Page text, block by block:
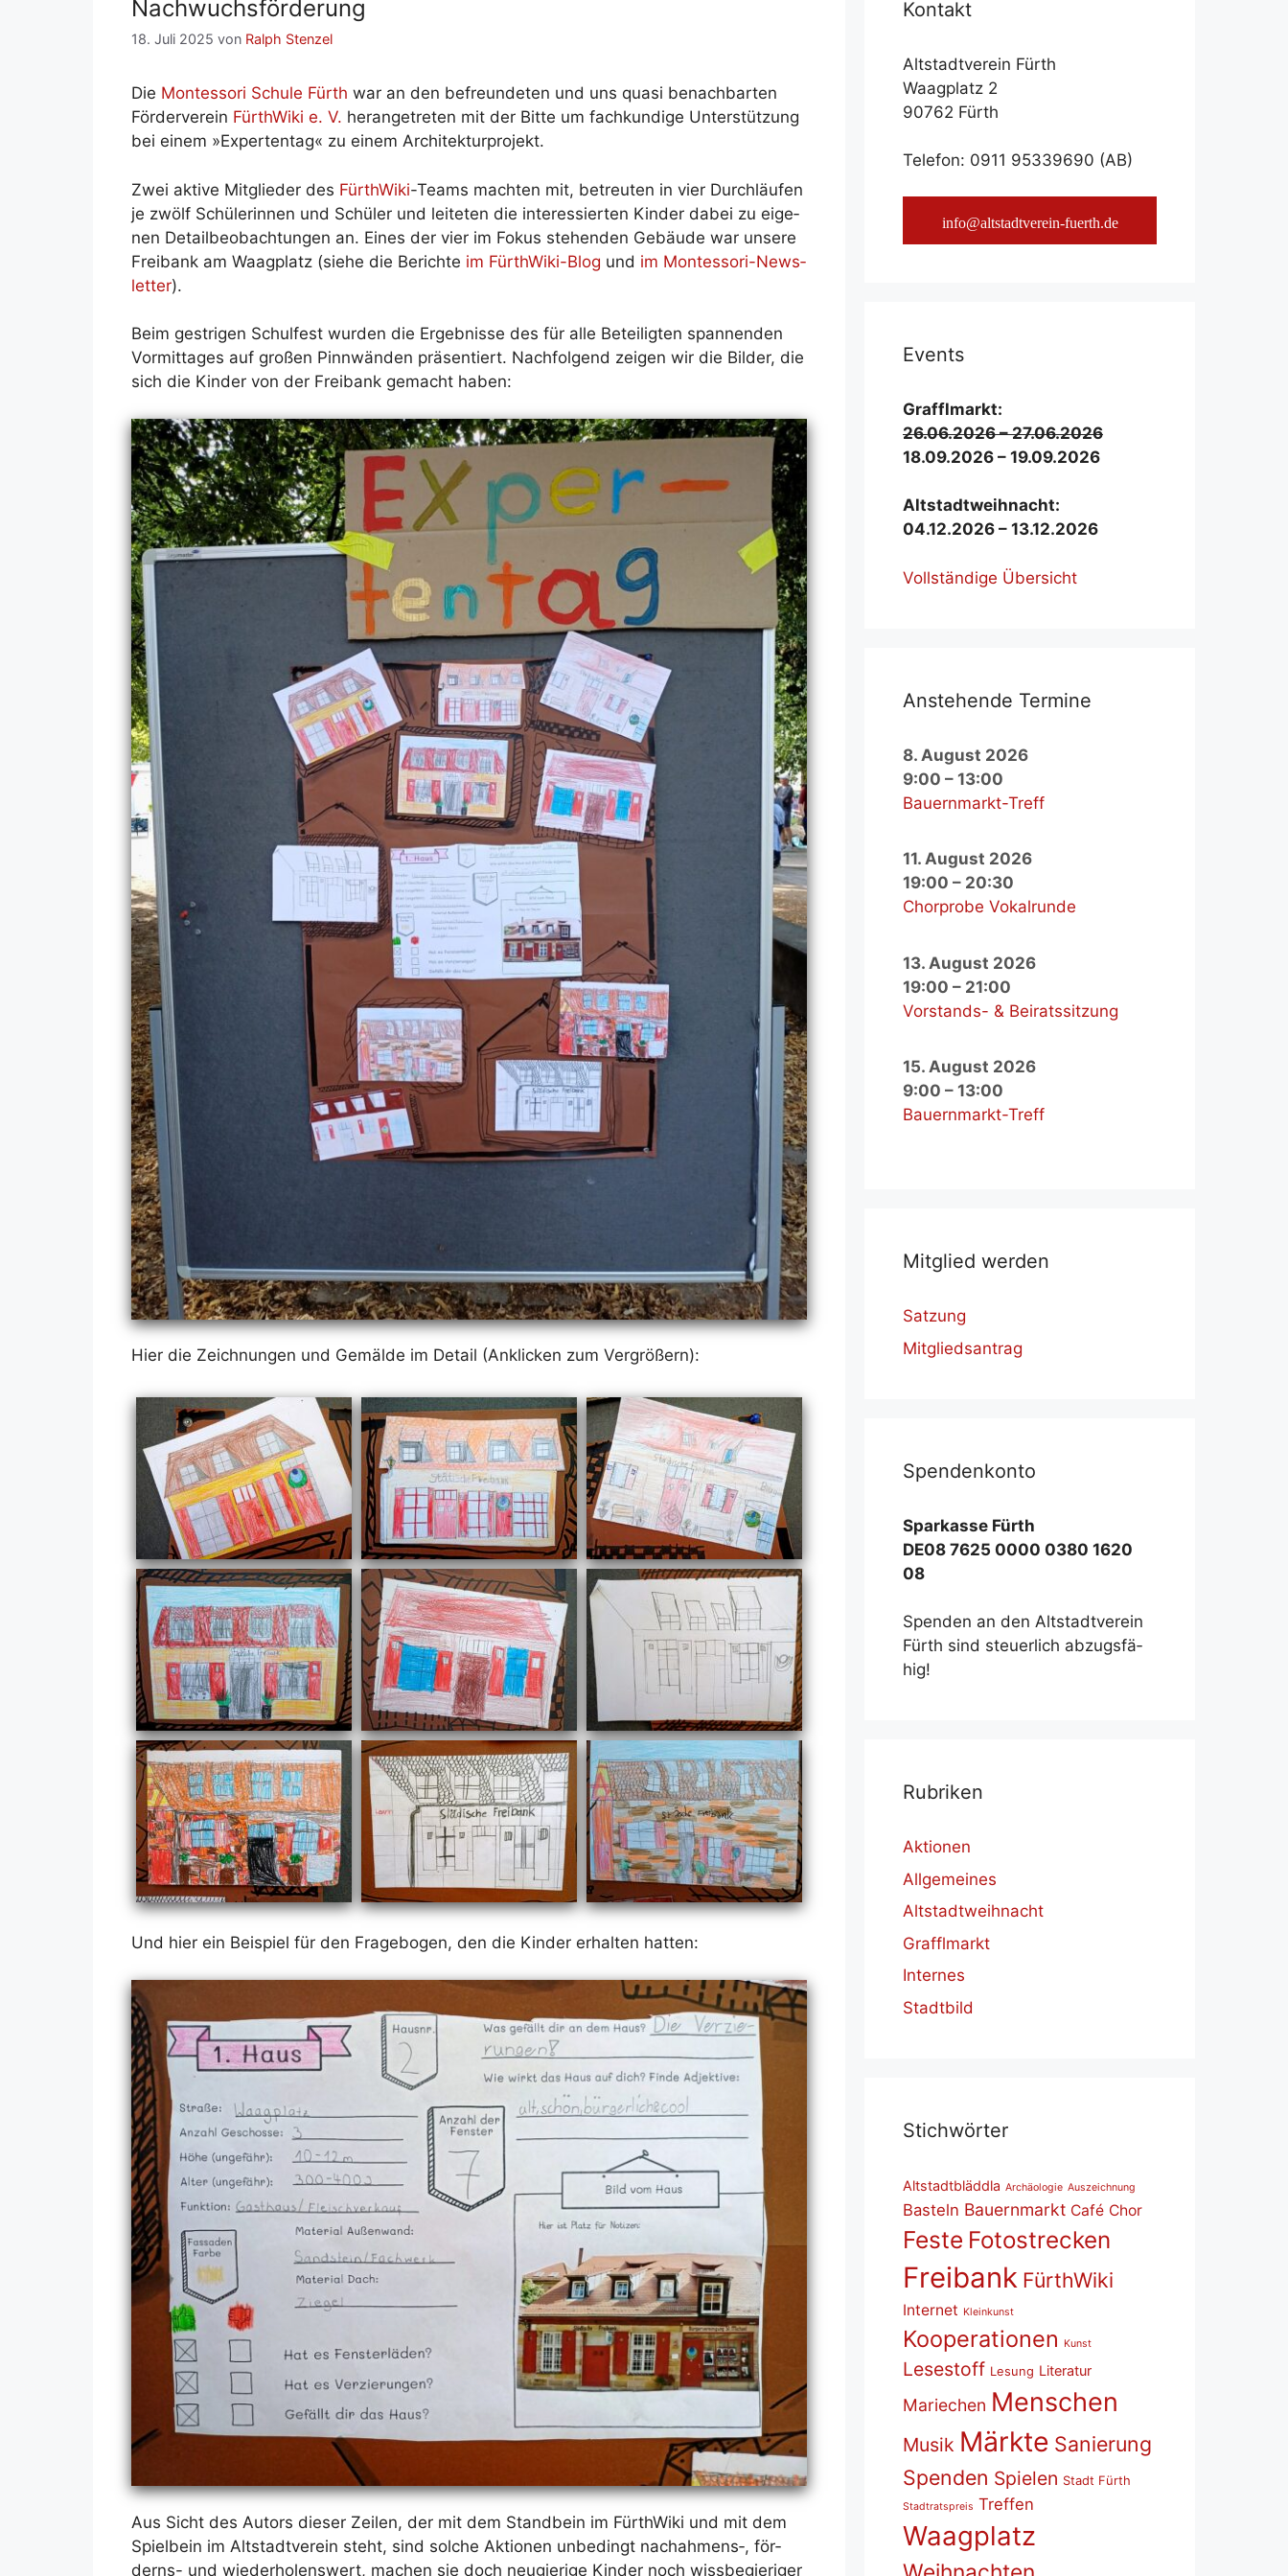
Nach­wuchs­för­de­rung
18. Juli 2025 von Ralph Stenzel
Die Montesso­ri Schu­le Fürth war an den be­freun­de­ten und uns qua­si be­nach­bar­ten
För­der­ver­ein Für­thWi­ki e. V. her­an­ge­tre­ten mit der Bit­te um fach­kun­di­ge Un­ter­stüt­zung
bei ei­nem »Ex­per­ten­tag« zu ei­nem Ar­chi­tek­tur­pro­jekt.
Zwei ak­ti­ve Mit­glie­der des Für­thWi­ki-Teams mach­ten mit, be­treu­ten in vier Durch­läu­fen
je zwölf Schü­le­rin­nen und Schü­ler und lei­te­ten die in­ter­es­sier­ten Kin­der da­bei zu ei­ge­
nen De­tail­be­ob­ach­tun­gen an. Ei­nes der vier im Fo­kus ste­hen­den Ge­bäu­de war un­se­re
Frei­bank am Waag­platz (sie­he die Be­rich­te im Für­thWi­ki-Blog und im Montesso­ri-News­
let­ter).
Beim gest­ri­gen Schul­fest wur­den die Er­geb­nis­se des für al­le Be­tei­lig­ten span­nen­den
Vor­mit­ta­ges auf gro­ßen Pinn­wän­den prä­sen­tiert. Nach­fol­gend zei­gen wir die Bil­der, die
sich die Kin­der von der Frei­bank ge­macht ha­ben:
Hier die Zeich­nun­gen und Ge­mäl­de im De­tail (An­kli­cken zum Ver­grö­ßern):
Und hier ein Bei­spiel für den Fra­ge­bo­gen, den die Kin­der er­hal­ten hat­ten:
Aus Sicht des Au­tors die­ser Zei­len, der mit dem Stand­bein im Für­thWi­ki und mit dem
Spiel­bein im Alt­stadt­ver­ein steht, sind sol­che Ak­tio­nen un­be­dingt nachahmens‑, för­
derns- und wie­der­ho­lens­wert, ma­chen sie doch neu­gie­ri­ge Kin­der noch wiss­be­gie­ri­ger
Kon­takt
Altstadtverein Fürth
Waagplatz 2
90762 Fürth
Telefon: 0911 95339690 (AB)
info@altstadtverein-fuerth.de
Events
Graf­fl­markt:
26.06.2026 – 27.06.2026
18.09.2026 – 19.09.2026
Alt­stadt­weih­nacht:
04.12.2026 – 13.12.2026
Voll­stän­di­ge Über­sicht
An­ste­hen­de Ter­mi­ne
8. August 2026
9:00 – 13:00
Bauernmarkt-Treff
11. August 2026
19:00 – 20:30
Chorprobe Vokalrunde
13. August 2026
19:00 – 21:00
Vorstands- & Beiratssitzung
15. August 2026
9:00 – 13:00
Bauernmarkt-Treff
Mit­glied wer­den
Satzung
Mitgliedsantrag
Spen­den­kon­to
Spar­kas­se Fürth
DE08 7625 0000 0380 1620
08
Spen­den an den Alt­stadt­ver­ein
Fürth sind steu­er­lich ab­zugs­fä­
hig!
Ru­bri­ken
Aktionen
Allgemeines
Altstadtweihnacht
Grafflmarkt
Internes
Stadtbild
Stich­wör­ter
Altstadtbläddla Archäologie Auszeichnung
Basteln Bauernmarkt Café Chor
Feste Fotostrecken
Freibank FürthWiki
Internet Kleinkunst
Kooperationen Kunst
Lesestoff Lesung Literatur
Mariechen Menschen
Musik Märkte Sanierung
Spenden Spielen Stadt Fürth
Stadtratspreis Treffen
Waagplatz